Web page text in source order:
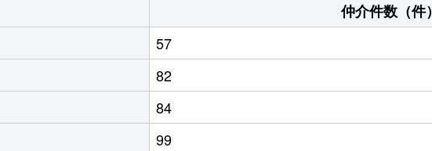
仲介件数（件）
57
82
84
99